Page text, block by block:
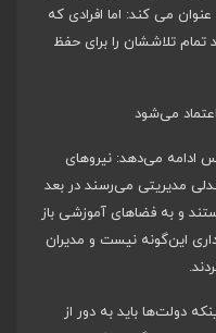
می کند: اما افرادی که
تمام تلاششان را برای حفظ
می‌شود
ادامه می‌دهد: نیروهای
مدیریتی می‌رسند در بعد
و به فضاهای آموزشی باز
این‌گونه نیست و مدیران
دولت‌ها باید به دور از